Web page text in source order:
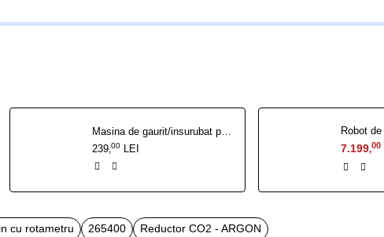
239 00 LEI 7.199,00
cu rotametru 265400 Reductor CO2 - ARGON